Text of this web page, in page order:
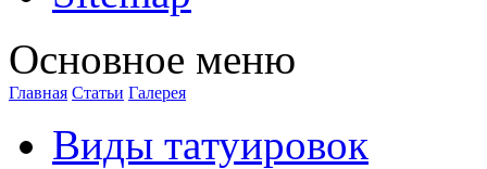
Оснoвнoе меню
Главная Стaтьи Галерея
Виды тaтуировок